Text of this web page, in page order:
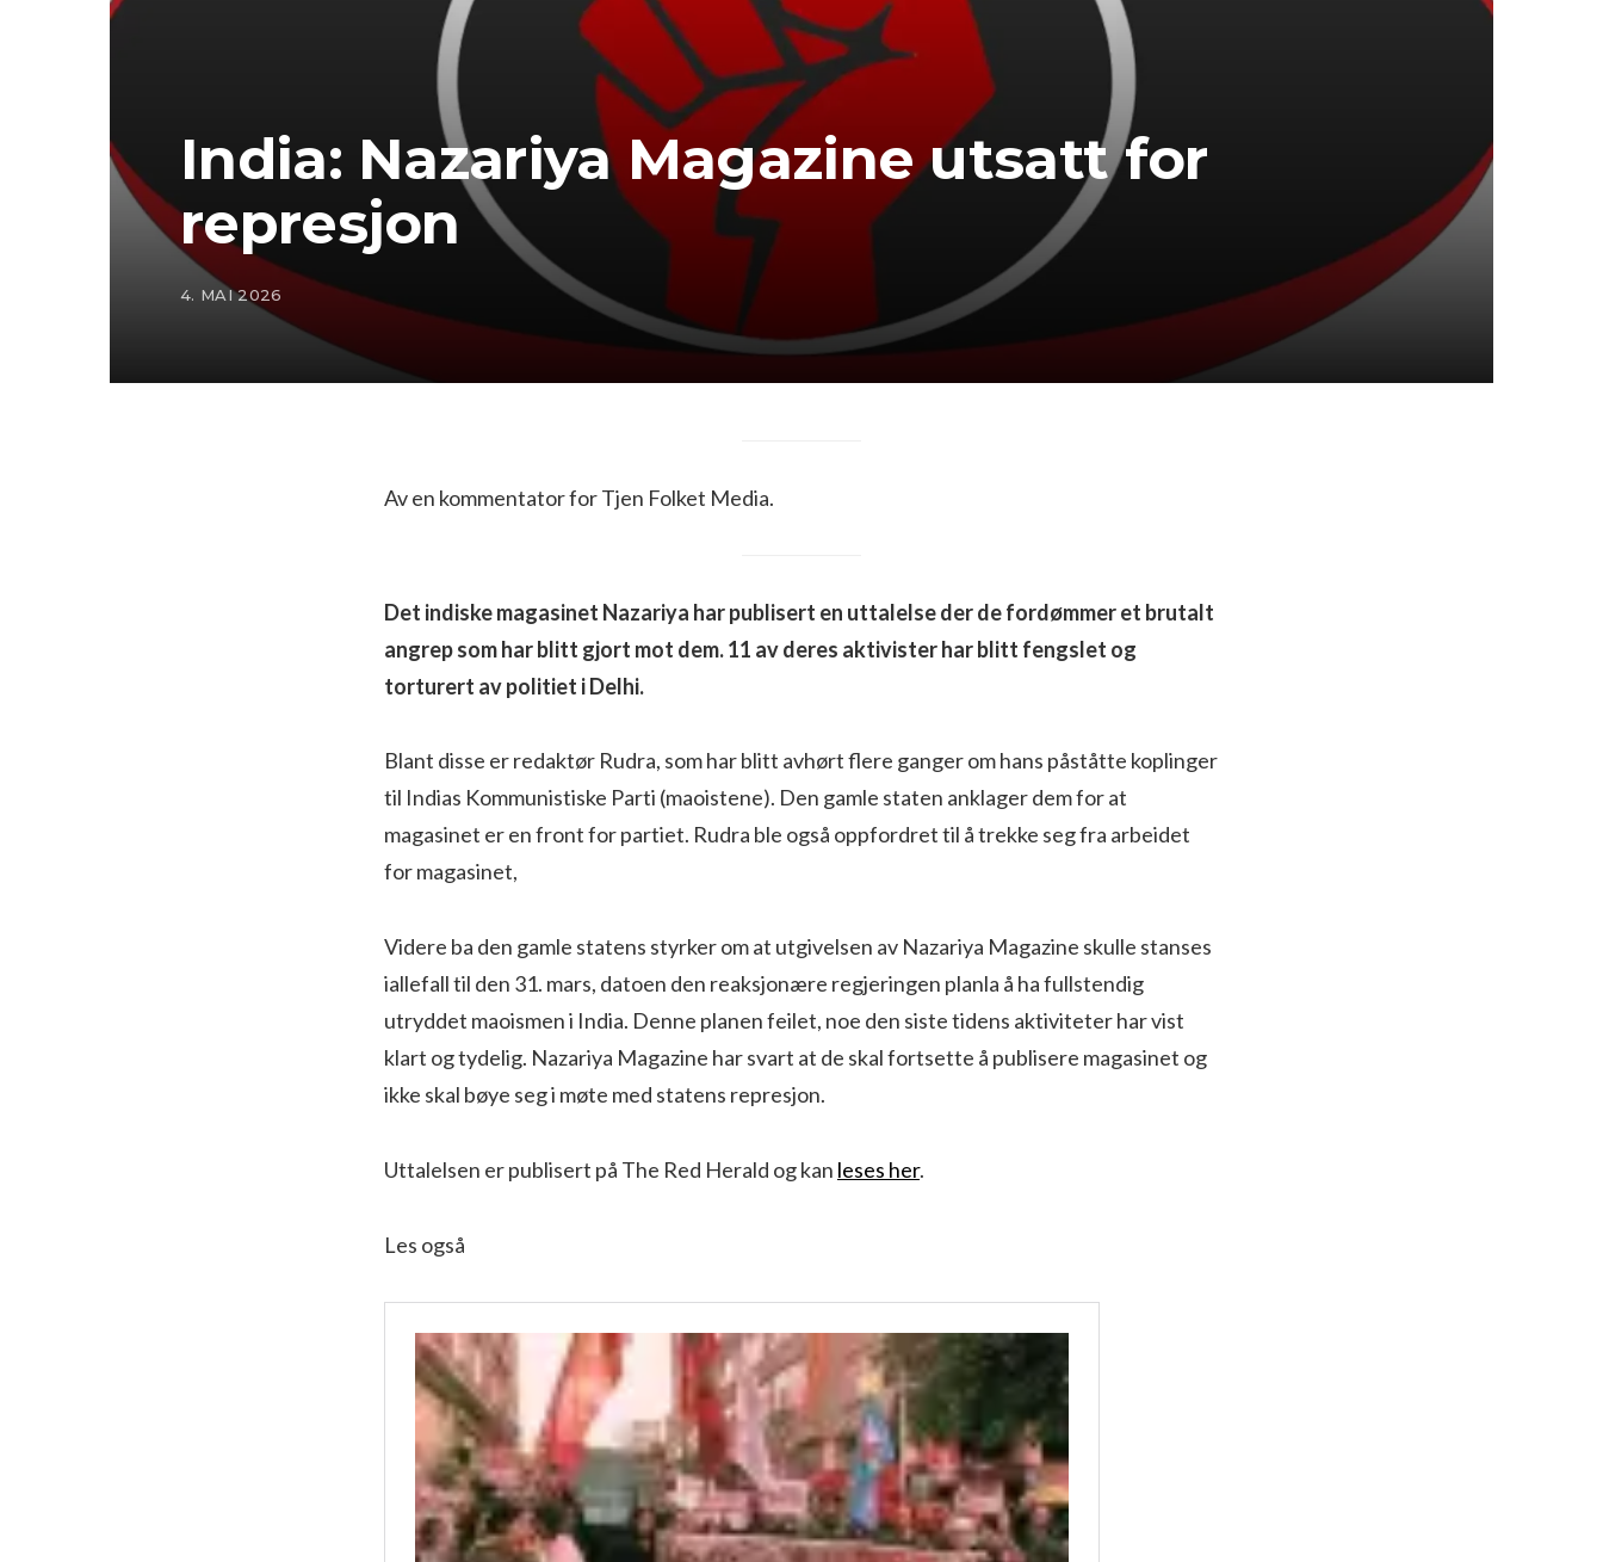
India: Nazariya Magazine utsatt for
represjon
4. MAI 2026
Av en kommentator for Tjen Folket Media.
Det indiske magasinet Nazariya har publisert en uttalelse der de fordømmer et brutalt
angrep som har blitt gjort mot dem. 11 av deres aktivister har blitt fengslet og
torturert av politiet i Delhi.
Blant disse er redaktør Rudra, som har blitt avhørt flere ganger om hans påståtte koplinger
til Indias Kommunistiske Parti (maoistene). Den gamle staten anklager dem for at
magasinet er en front for partiet. Rudra ble også oppfordret til å trekke seg fra arbeidet
for magasinet,
Videre ba den gamle statens styrker om at utgivelsen av Nazariya Magazine skulle stanses
iallefall til den 31. mars, datoen den reaksjonære regjeringen planla å ha fullstendig
utryddet maoismen i India. Denne planen feilet, noe den siste tidens aktiviteter har vist
klart og tydelig. Nazariya Magazine har svart at de skal fortsette å publisere magasinet og
ikke skal bøye seg i møte med statens represjon.
Uttalelsen er publisert på The Red Herald og kan leses her.
Les også